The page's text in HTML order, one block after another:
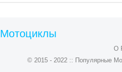
Мотоциклы
О
© 2015 - 2022 :: Популярные